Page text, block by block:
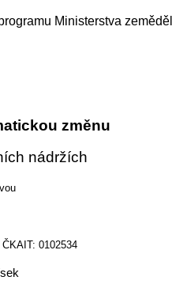
Ministerstva
změnu
nádržích
0102534